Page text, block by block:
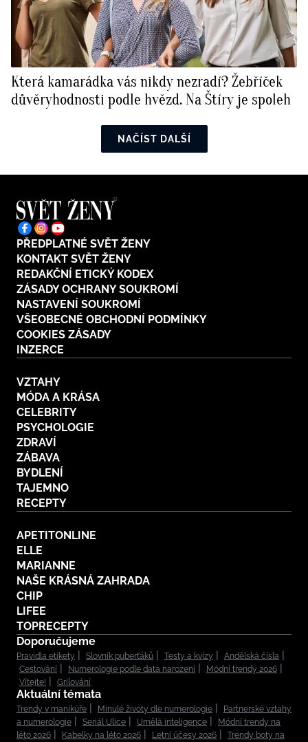
Která kamarádka vás nikdy nezradí? Žebříček
důvěryhodnosti podle hvězd. Na Štíry je spoleh
NAČÍST DALŠÍ
PŘEDPLATNÉ SVĚT ŽENY
KONTAKT SVĚT ŽENY
REDAKČNÍ ETICKÝ KODEX
ZÁSADY OCHRANY SOUKROMÍ
NASTAVENÍ SOUKROMÍ
VŠEOBECNÉ OBCHODNÍ PODMÍNKY
COOKIES ZÁSADY
INZERCE
VZTAHY
MÓDA A KRÁSA
CELEBRITY
PSYCHOLOGIE
ZDRAVÍ
ZÁBAVA
BYDLENÍ
TAJEMNO
RECEPTY
APETITONLINE
ELLE
MARIANNE
NAŠE KRÁSNÁ ZAHRADA
CHIP
LIFEE
TOPRECEPTY
Doporučujeme
Pravidla etikety Slovník puberťáků Testy a kvízy
Andělská čísla
Cestování
Numerologie podle data narození
Módní trendy 2026
Vítejte!
Grilování
Aktuální témata
Trendy v manikúře Minulé životy dle numerologie
Partnerské vztahy
a numerologie
Seriál Ulice Umělá inteligence
Módní trendy na
léto 2026
Kabelky na léto 2026 Letní účesy 2026
Trendy boty na